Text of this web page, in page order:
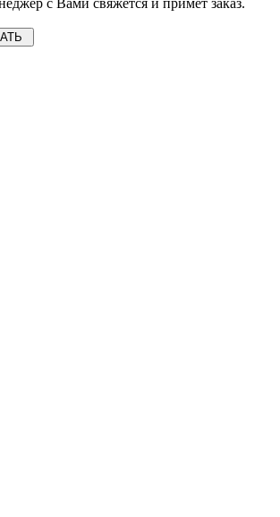
с Вами свяжется и примет заказ.